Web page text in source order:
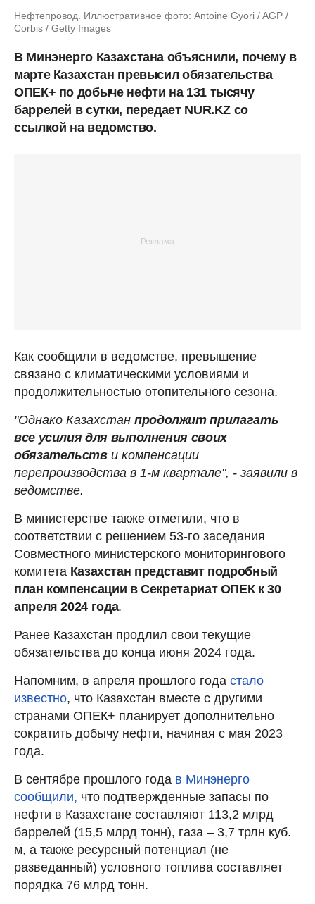
Нефтепровод. Иллюстративное фото: Antoine Gyori / AGP /
Corbis / Getty Images
В Минэнерго Казахстана объяснили, почему в
марте Казахстан превысил обязательства
ОПЕК+ по добыче нефти на 131 тысячу
баррелей в сутки, передает NUR.KZ со
ссылкой на ведомство.
Как сообщили в ведомстве, превышение
связано с климатическими условиями и
продолжительностью отопительного сезона.
"Однако Казахстан продолжит прилагать
все усилия для выполнения своих
обязательстви компенсации
перепроизводства в 1-м квартале", - заявили в
ведомстве.
В министерстве также отметили, что в
соответствии с решением 53-го заседания
Совместного министерского мониторингового
комитета Казахстан представит подробный
план компенсации в Секретариат ОПЕК к 30
апреля 2024 года.
Ранее Казахстан продлил свои текущие
обязательства до конца июня 2024 года.
Напомним, в апреля прошлого года стало
известно, что Казахстан вместе с другими
странами ОПЕК+ планирует дополнительно
сократить добычу нефти, начиная с мая 2023
года.
В сентябре прошлого года в Минэнерго
сообщили, что подтвержденные запасы по
нефти в Казахстане составляют 113,2 млрд
баррелей (15,5 млрд тонн), газа – 3,7 трлн куб.
м, а также ресурсный потенциал (не
разведанный) условного топлива составляет
порядка 76 млрд тонн.